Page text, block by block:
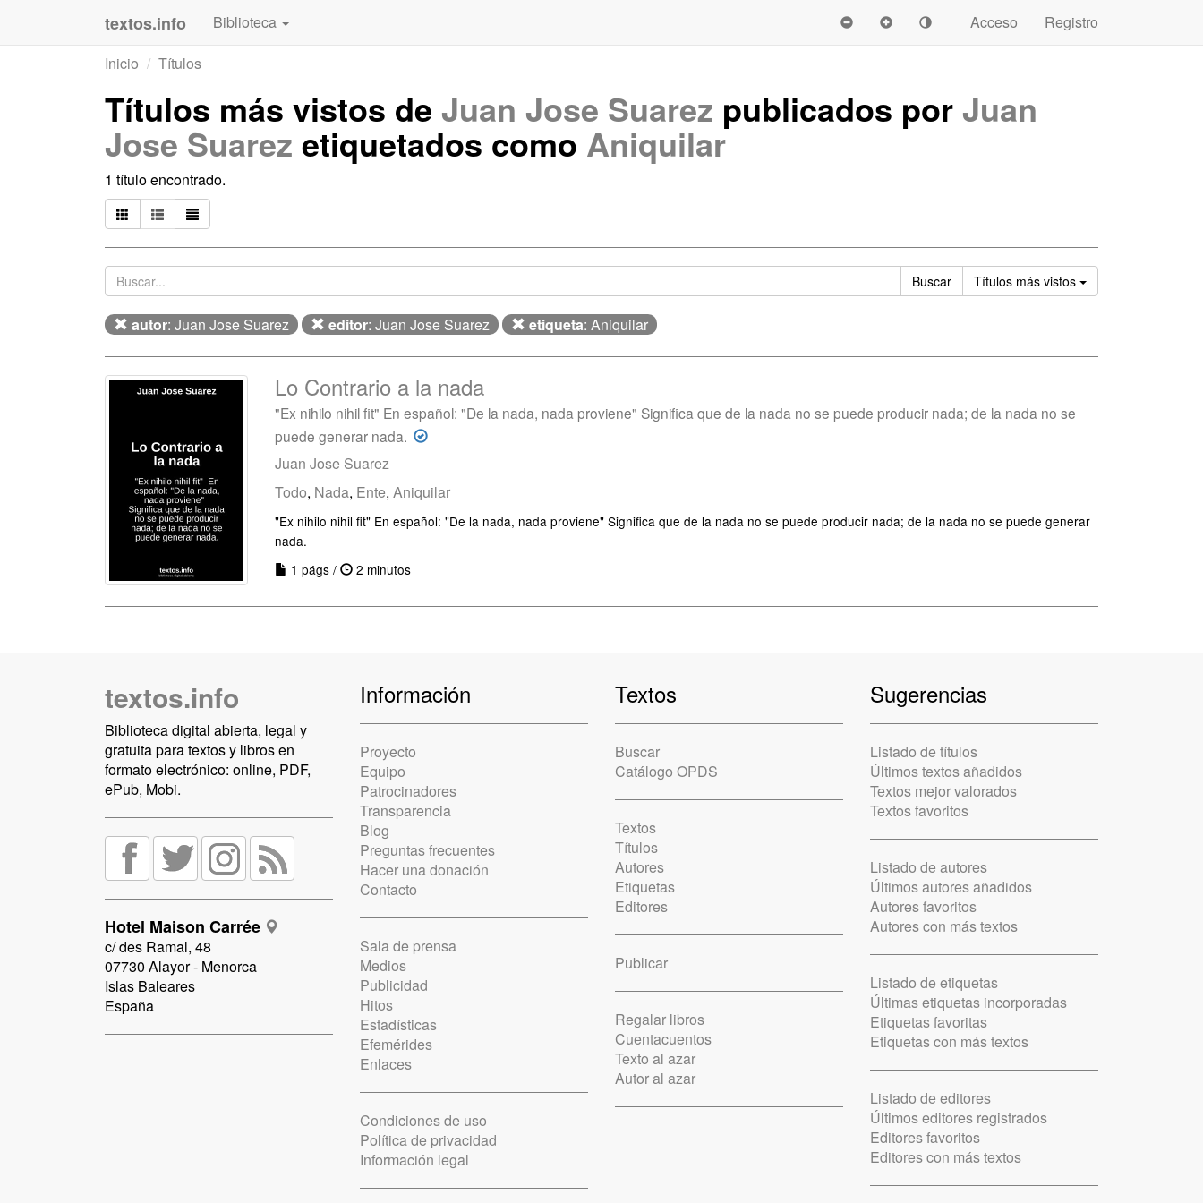
textos.info Biblioteca Acceso
Registro
Inicio
Títulos
Títulos más vistos de Juan Jose Suarez publicados por Juan
Jose Suarez etiquetados como Aniquilar
1 título encontrado.
Buscar Títulos más vistos Ordenar
autor: Juan Jose Suarez editor: Juan Jose Suarez etiqueta: Aniquilar
Lo Contrario a la nada
"Ex nihilo nihil fit" En español: "De la nada, nada proviene" Significa que de la nada no se puede producir nada; de la nada no se
puede generar nada.
Juan Jose Suarez
Todo, Nada, Ente, Aniquilar
"Ex nihilo nihil fit" En español: "De la nada, nada proviene" Significa que de la nada no se puede producir nada; de la nada no se puede generar
nada.
1 págs /
2 minutos
textos.info
Biblioteca digital abierta, legal y
gratuita para textos y libros en
formato electrónico: online, PDF,
ePub, Mobi.
Hotel Maison Carrée
c/ des Ramal, 48
07730 Alayor - Menorca
Islas Baleares
España
Información
Proyecto
Equipo
Patrocinadores
Transparencia
Blog
Preguntas frecuentes
Hacer una donación
Contacto
Sala de prensa
Medios
Publicidad
Hitos
Estadísticas
Efemérides
Enlaces
Condiciones de uso
Política de privacidad
Información legal
Textos
Buscar
Catálogo OPDS
Textos
Títulos
Autores
Etiquetas
Editores
Publicar
Regalar libros
Cuentacuentos
Texto al azar
Autor al azar
Sugerencias
Listado de títulos
Últimos textos añadidos
Textos mejor valorados
Textos favoritos
Listado de autores
Últimos autores añadidos
Autores favoritos
Autores con más textos
Listado de etiquetas
Últimas etiquetas incorporadas
Etiquetas favoritas
Etiquetas con más textos
Listado de editores
Últimos editores registrados
Editores favoritos
Editores con más textos